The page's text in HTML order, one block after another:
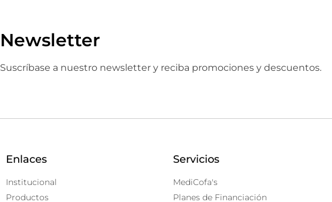
Newsletter
Suscríbase a nuestro newsletter y reciba promociones y descuentos.
Enlaces
Institucional
Productos
Servicios
MediCofa's
Planes de Financiación